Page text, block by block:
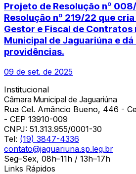
Projeto de Resolução nº
Resolução nº 219/22 que
Gestor e Fiscal de Contratos
Municipal de Jaguariúna e
providências.
09 de set. de 2025
Institucional
Câmara Municipal de Jaguariúna
Rua Cel. Amâncio Bueno, 446 -
- CEP 13910-009
CNPJ: 51.313.955/0001-30
Tel: (19) 3847-4336
contato@jaguariuna.sp.leg.br
Seg–Sex, 08h–11h / 13h–17h
Links Rápidos